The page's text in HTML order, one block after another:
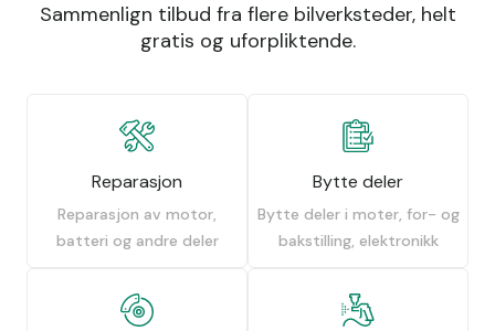
Sammenlign tilbud fra flere bilverksteder, helt
gratis og uforpliktende.
Reparasjon
Reparasjon av motor,
batteri og andre deler
Bytte deler
Bytte deler i moter, for- og
bakstilling, elektronikk